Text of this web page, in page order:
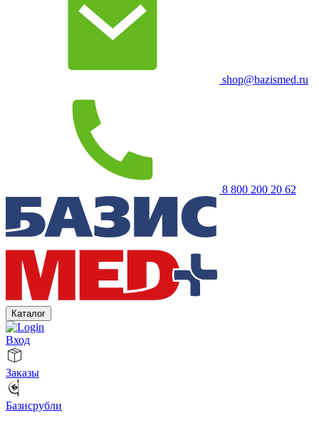
shop@bazismed.ru
8 800 200 20 62
Каталог
Вход
Заказы
Базисрубли